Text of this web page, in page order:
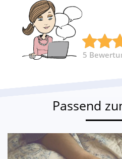
5
Passend